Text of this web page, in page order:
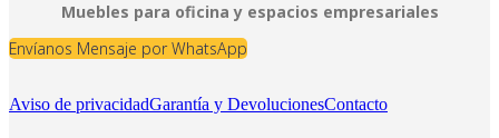
Muebles para oficina y espacios empresariales
Envíanos Mensaje por WhatsApp
Aviso de privacidadGarantía y DevolucionesContacto